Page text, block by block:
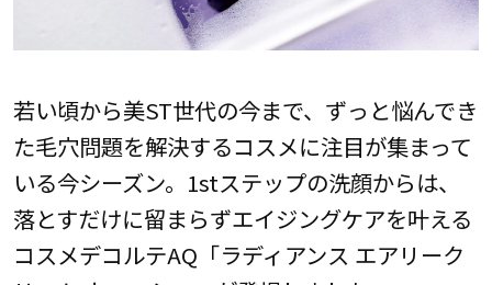
若い頃から美ST世代の今まで、ずっと悩んでき
た毛穴問題を解決するコスメに注目が集まって
いる今シーズン。1stステップの洗顔からは、
落とすだけに留まらずエイジングケアを叶える
コスメデコルテAQ「ラディアンス エアリーク